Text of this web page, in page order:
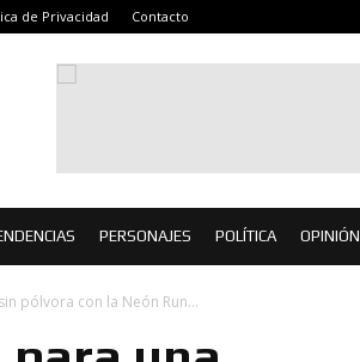
de Privacidad Contacto
PERSONAJES POLÍTICA OPINIÓN
pólvora con la Neón Run...